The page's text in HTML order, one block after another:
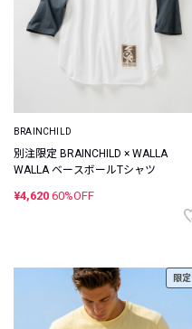
BRAINCHILD
別注限定 BRAINCHILD × WALLA
WALLA ベースボールTシャツ
¥4,620 60%OFF
限定